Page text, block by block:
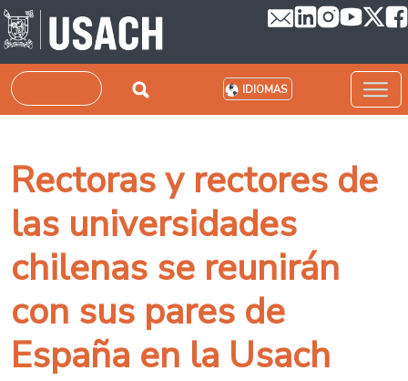
Pasar al contenido principal
Buscar IDIOMAS
Rectoras y rectores de
las universidades
chilenas se reunirán
con sus pares de
España en la Usach